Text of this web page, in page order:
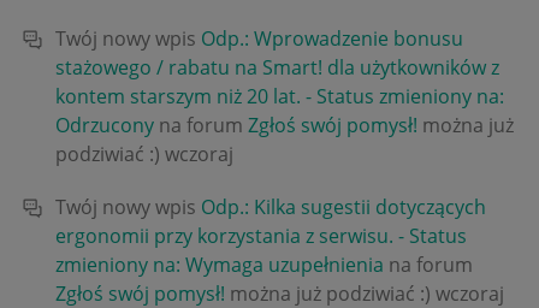
Twój nowy wpis Odp.: Wprowadzenie bonusu
stażowego / rabatu na Smart! dla użytkowników z
kontem starszym niż 20 lat. - Status zmieniony na:
Odrzucony na forum Zgłoś swój pomysł! można już
podziwiać :) wczoraj
Twój nowy wpis Odp.: Kilka sugestii dotyczących
ergonomii przy korzystania z serwisu. - Status
zmieniony na: Wymaga uzupełnienia na forum
Zgłoś swój pomysł! można już podziwiać :) wczoraj